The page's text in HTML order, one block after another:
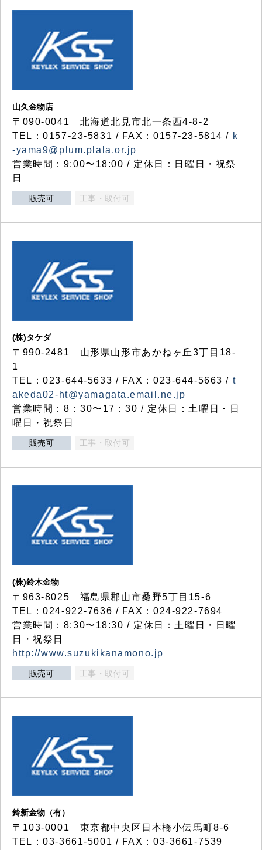
山久金物店
〒090-0041 北海道北見市北一条西4-8-2
TEL：0157-23-5831 / FAX：0157-23-5814 / k
-yama9@plum.plala.or.jp
営業時間：9:00〜18:00 / 定休日：日曜日・祝祭
日
販売可 工事・取付可
(株)タケダ
〒990-2481 山形県山形市あかねヶ丘3丁目18-
1
TEL：023-644-5633 / FAX：023-644-5663 / t
akeda02-ht@yamagata.email.ne.jp
営業時間：8：30〜17：30 / 定休日：土曜日・日
曜日・祝祭日
販売可 工事・取付可
(株)鈴木金物
〒963-8025 福島県郡山市桑野5丁目15-6
TEL：024-922-7636 / FAX：024-922-7694
営業時間：8:30〜18:30 / 定休日：土曜日・日曜
日・祝祭日
http://www.suzukikanamono.jp
販売可 工事・取付可
鈴新金物（有）
〒103-0001 東京都中央区日本橋小伝馬町8-6
TEL：03-3661-5001 / FAX：03-3661-7539